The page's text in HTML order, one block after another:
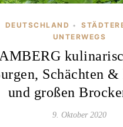
DEUTSCHLAND •
UNTERWEGS
Schächten
und großen
9. Oktober 2020